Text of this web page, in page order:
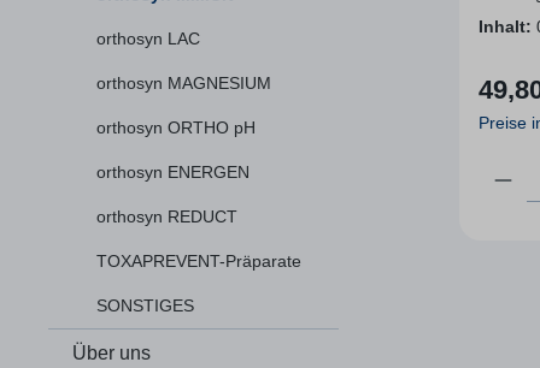
orthosyn LAC
orthosyn MAGNESIUM
orthosyn ORTHO pH
orthosyn ENERGEN
orthosyn REDUCT
TOXAPREVENT-Präparate
SONSTIGES
Über uns
B6,
Inhalt:
Preise